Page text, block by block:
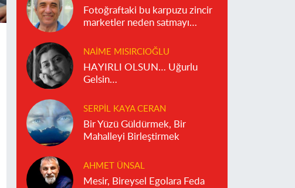
Fotoğraftaki bu karpuzu zincir
marketler neden satmayı
NAIME MISIRCIOĞLU
HAYIRLI OLSUN… Uğurlu
Gelsin…
SERPIL KAYA CERAN
Bir Yüzü Güldürmek, Bir
Mahalleyi Birleştirmek
AHMET ÜNSAL
Mesir, Bireysel Egolara Feda